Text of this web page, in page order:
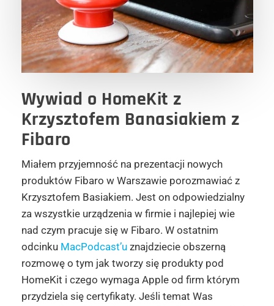
Wywiad o HomeKit z
Krzysztofem Banasiakiem z
Fibaro
Miałem przyjemność na prezentacji nowych
produktów Fibaro w Warszawie porozmawiać z
Krzysztofem Basiakiem. Jest on odpowiedzialny
za wszystkie urządzenia w firmie i najlepiej wie
nad czym pracuje się w Fibaro. W ostatnim
odcinku MacPodcast’uznajdziecie obszerną
rozmowę o tym jak tworzy się produkty pod
HomeKit i czego wymaga Apple od firm którym
przydziela się certyfikaty. Jeśli temat Was